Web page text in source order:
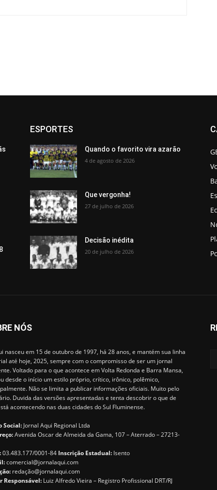
ESPORTES
Quando o favorito vira azarão
4 de agosto de 2026
Que vergonha!
27 de julho de 2026
Decisão inédita
20 de julho de 2026
NÓS
nasceu em 15 de outubro de 1997, há 28 anos, e mantém sua linha
até hoje, 2025, sempre com o compromisso de ser um jornal
Voltado para o que acontece em Volta Redonda e Barra Mansa,
desde o início um estilo próprio, crítico, irônico, polêmico,
Não se limita a publicar informações oficiais. Muito pelo
Duvida das versões apresentadas e tenta descobrir o que de
acontecendo nas duas cidades do Sul Fluminense.
Social: Jornal Aqui Regional Ltda
Avenida Oscar de Almeida da Gama, 107 – Aterrado – 27213-
03.483.177/0001-84 Inscrição Estadual: Isento
comercial@jornalaqui.com
redação@jornalaqui.com
Responsável: Luiz Alfredo Vieira – Registro Profissional DRT/RJ